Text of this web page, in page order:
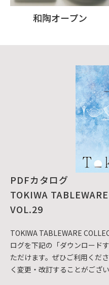
和陶オープン
PDFカタログ
TOKIWA
VOL.29
TOKIWA TABLEWARE
ログを下記の「ダウンロード
ただけます。ぜひご利用くだ
く変更・改訂することがござ